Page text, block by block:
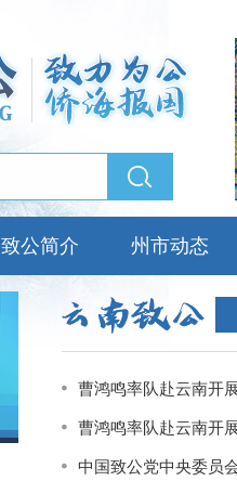
致公简介 州市动态
曹鸿鸣率队赴云南开
曹鸿鸣率队赴云南开
中国致公党中央委员